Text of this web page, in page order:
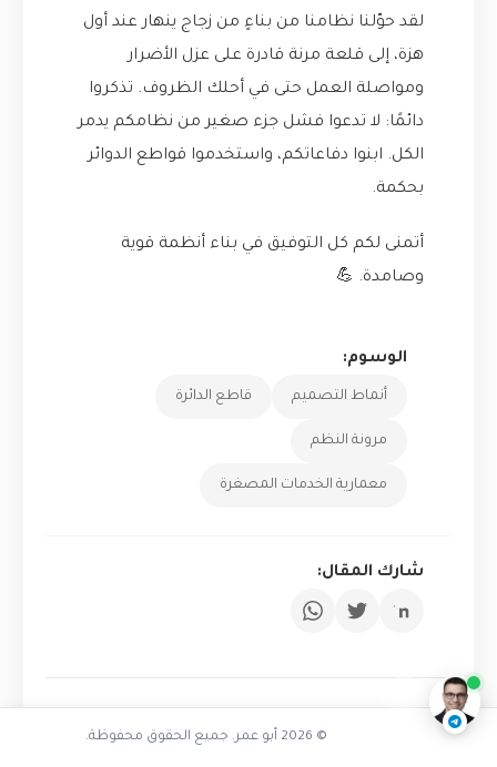
لقد حوّلنا نظامنا من بناءٍ من زجاج ينهار عند أول
هزة، إلى قلعة مرنة قادرة على عزل الأضرار
ومواصلة العمل حتى في أحلك الظروف. تذكروا
دائمًا: لا تدعوا فشل جزء صغير من نظامكم يدمر
الكل. ابنوا دفاعاتكم، واستخدموا قواطع الدوائر
بحكمة.
أتمنى لكم كل التوفيق في بناء أنظمة قوية
وصامدة. 💪
الوسوم:
أنماط التصميم قاطع الدائرة
مرونة النظم
معمارية الخدمات المصغرة
شارك المقال:
© 2026 أبو عمر. جميع الحقوق محفوظة.